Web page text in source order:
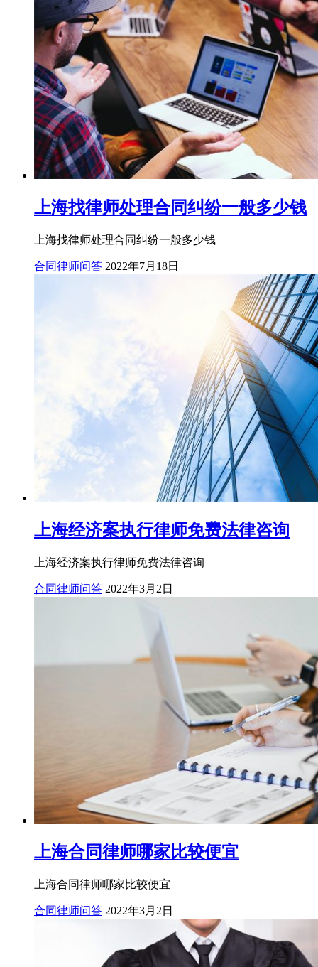
上海找律师处理合同纠纷一般多少钱
上海找律师处理合同纠纷一般多少钱
合同律师问答 2022年7月18日
上海经济案执行律师免费法律咨询
上海经济案执行律师免费法律咨询
合同律师问答 2022年3月2日
上海合同律师哪家比较便宜
上海合同律师哪家比较便宜
合同律师问答 2022年3月2日